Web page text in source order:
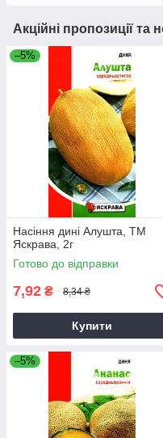
Акційні пропозиції та
–5%
Насіння дині Алушта, ТМ
Яскрава, 2г
Готово до відправки
7,92 ₴ 8,34 ₴
Купити
–5%